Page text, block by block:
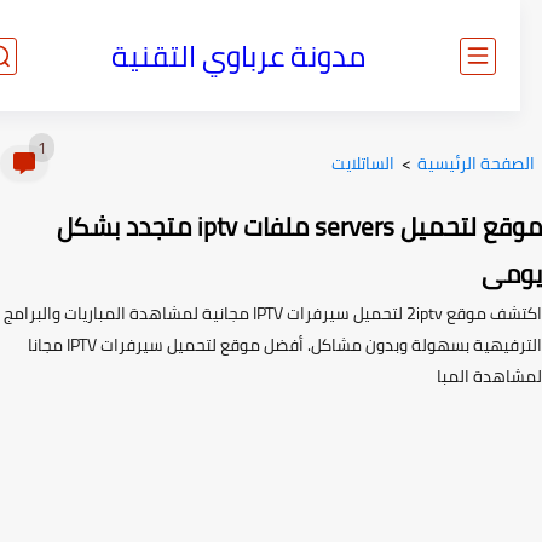
مدونة عرباوي التقنية
الرئيسية> الساتلايت
موقع لتحميل servers ملفات iptv متجدد بشكل
اكتشف موقع 2iptv لتحميل سيرفرات IPTV مجانية لمشاهدة المباريات والبرامج
الترفيهية بسهولة وبدون مشاكل. أفضل موقع لتحميل سيرفرات IPTV مجانا
المبا